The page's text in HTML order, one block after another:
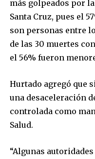
más golpeados por
Santa Cruz, pues el
son personas entre
de las 30 muertes
el 56% fueron
Hurtado agregó que
una desaceleración
controlada como
Salud.
“Algunas